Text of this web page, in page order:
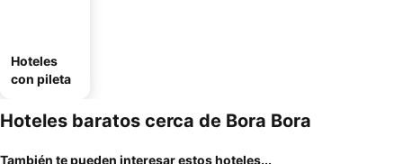
Hoteles
con pileta
Hoteles baratos cerca de Bora Bora
También te pueden interesar estos hoteles...